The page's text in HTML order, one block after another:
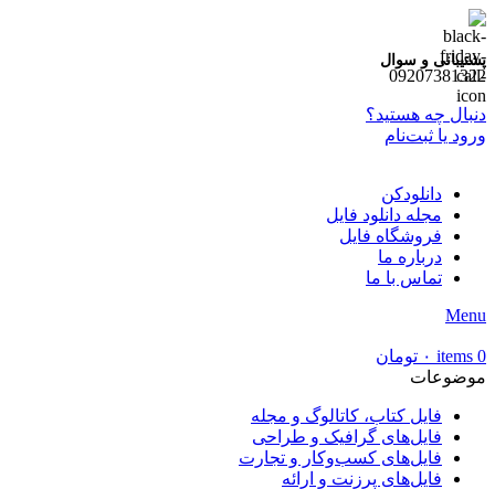
پشتیبانی و سوال
09207381322
دنبال چه هستید؟
ورود یا ثبت‌نام
دانلودکن
مجله دانلود فایل
فروشگاه فایل
درباره ما
تماس با ما
Menu
0
items ۰ تومان
موضوعات
فایل کتاب، کاتالوگ و مجله
فایل‌های گرافیک و طراحی
فایل‌های کسب‌وکار و تجارت
فایل‌های پرزنت و ارائه